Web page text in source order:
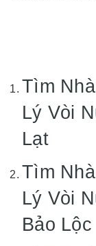
Tìm
Lý Vòi
Lạt
Tìm
Lý Vòi
Bảo Lộc